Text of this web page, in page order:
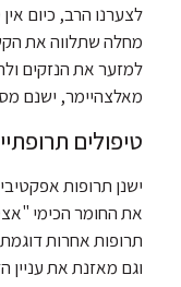
לצערנו הרב, כיום
מחלה שתלווה את
למזער את הנזקים
מאלצהיימר, ישנם
טיפולים
ישנן תרופות
את החומר הכימי
תרופות אחרות
וגם מאזנת את עניין